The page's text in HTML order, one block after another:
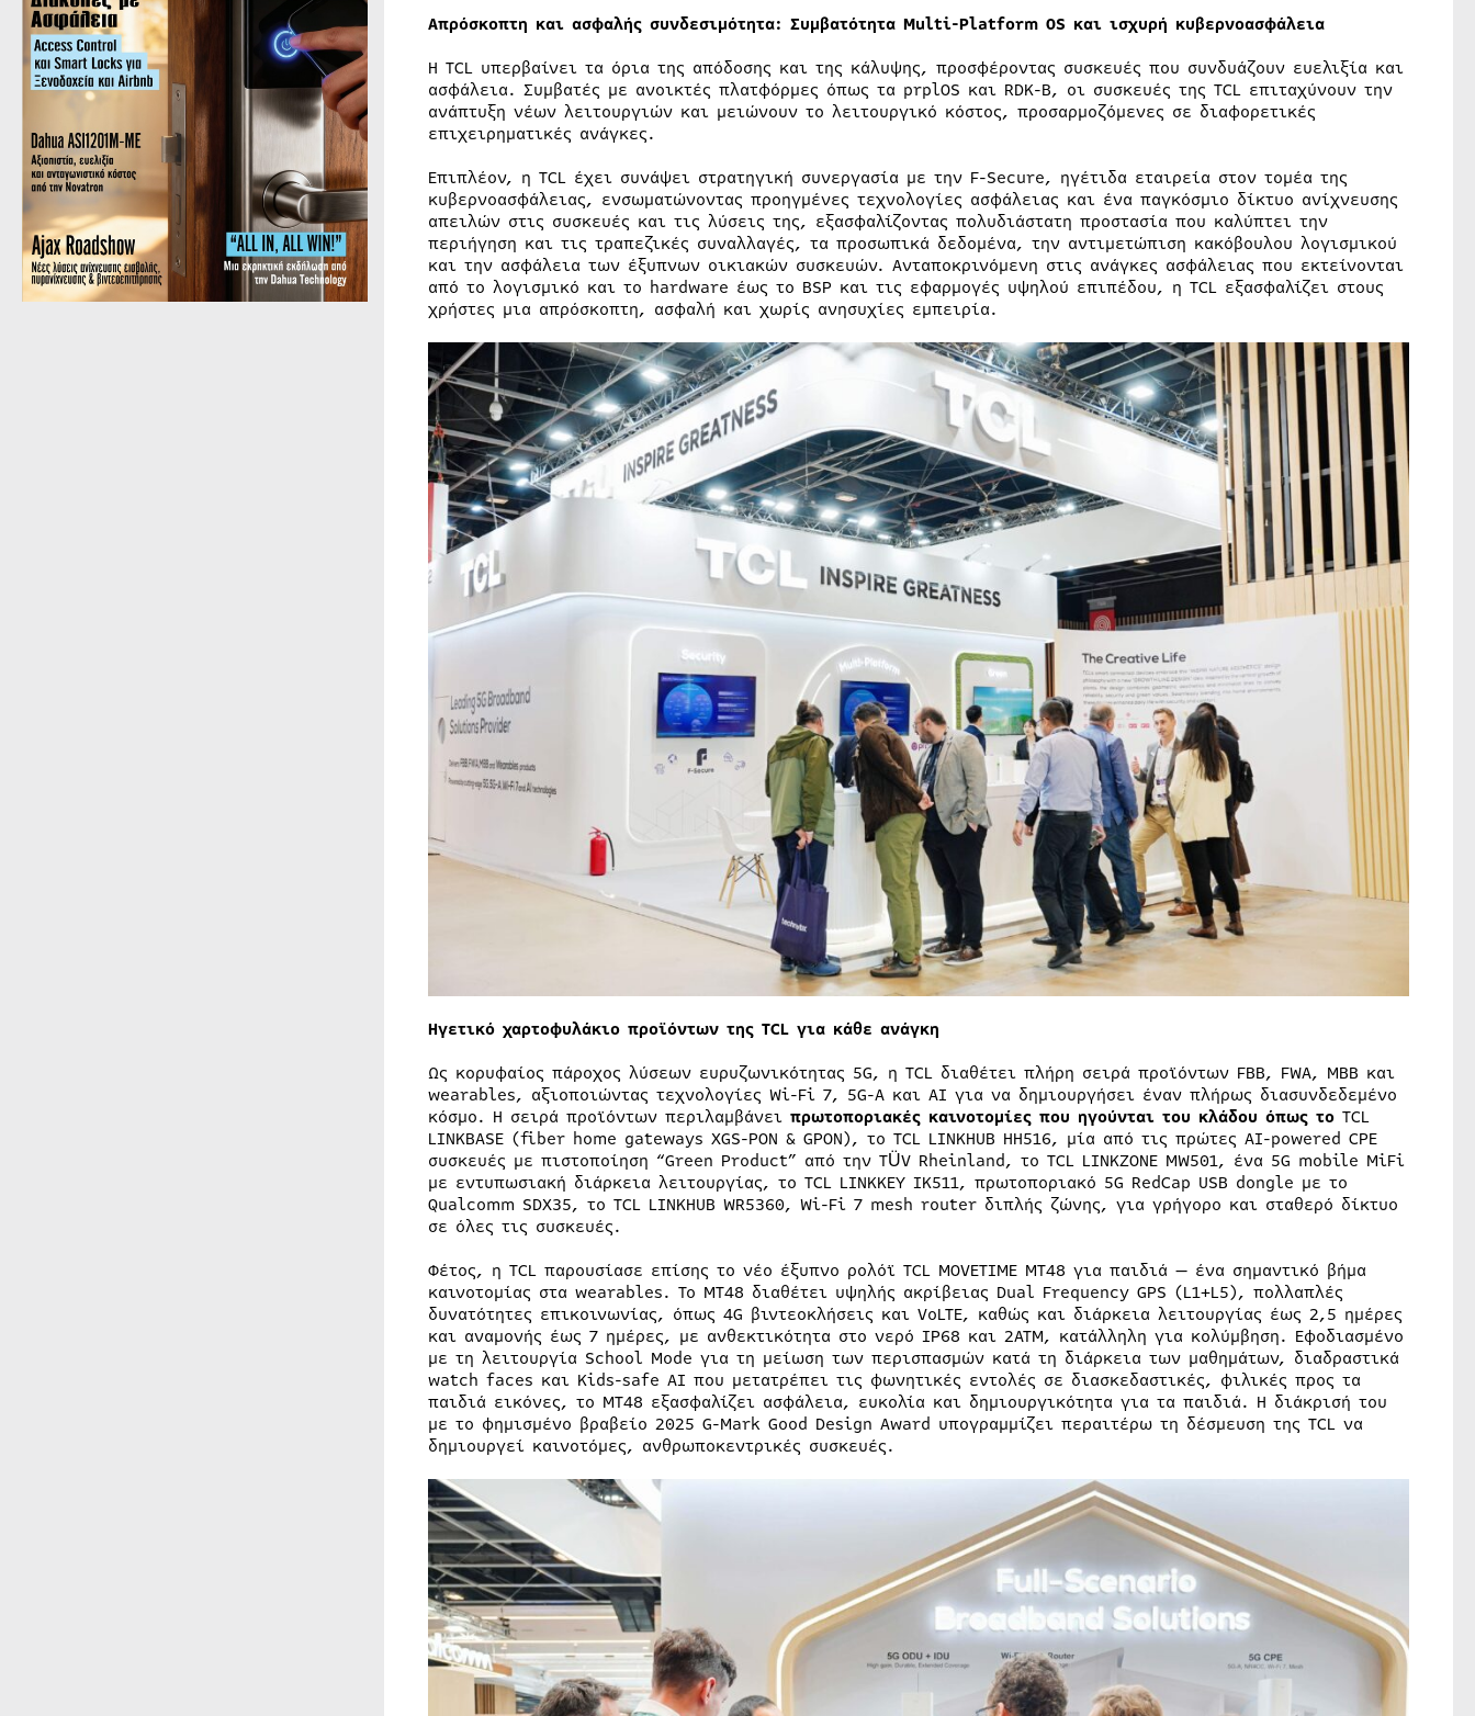
Απρόσκοπτη και ασφαλής συνδεσιμότητα: Συμβατότητα Multi-Platform OS και ισχυρή κυβερνοασφάλεια
Η TCL υπερβαίνει τα όρια της απόδοσης και της κάλυψης, προσφέροντας συσκευές που συνδυάζουν ευελιξία και
ασφάλεια. Συμβατές με ανοικτές πλατφόρμες όπως τα prplOS και RDK-B, οι συσκευές της TCL επιταχύνουν την
ανάπτυξη νέων λειτουργιών και μειώνουν το λειτουργικό κόστος, προσαρμοζόμενες σε διαφορετικές
επιχειρηματικές ανάγκες.
Επιπλέον, η TCL έχει συνάψει στρατηγική συνεργασία με την F-Secure, ηγέτιδα εταιρεία στον τομέα της
κυβερνοασφάλειας, ενσωματώνοντας προηγμένες τεχνολογίες ασφάλειας και ένα παγκόσμιο δίκτυο ανίχνευσης
απειλών στις συσκευές και τις λύσεις της, εξασφαλίζοντας πολυδιάστατη προστασία που καλύπτει την
περιήγηση και τις τραπεζικές συναλλαγές, τα προσωπικά δεδομένα, την αντιμετώπιση κακόβουλου λογισμικού
και την ασφάλεια των έξυπνων οικιακών συσκευών. Ανταποκρινόμενη στις ανάγκες ασφάλειας που εκτείνονται
από το λογισμικό και το hardware έως το BSP και τις εφαρμογές υψηλού επιπέδου, η TCL εξασφαλίζει στους
χρήστες μια απρόσκοπτη, ασφαλή και χωρίς ανησυχίες εμπειρία.
Ηγετικό χαρτοφυλάκιο προϊόντων της TCLγια κάθε ανάγκη
Ως κορυφαίος πάροχος λύσεων ευρυζωνικότητας 5G, η TCL διαθέτει πλήρη σειρά προϊόντων FBB, FWA, MBB και
wearables, αξιοποιώντας τεχνολογίες Wi-Fi 7, 5G-A και AI για να δημιουργήσει έναν πλήρως διασυνδεδεμένο
κόσμο. Η σειρά προϊόντων περιλαμβάνει πρωτοποριακές καινοτομίες που ηγούνται του κλάδου όπως το TCL
LINKBASE (fiber home gateways XGS-PON & GPON), το TCL LINKHUB HH516, μία από τις πρώτες AI-powered CPE
συσκευές με πιστοποίηση “Green Product” από την TÜV Rheinland, το TCL LINKZONE MW501, ένα 5G mobile MiFi
με εντυπωσιακή διάρκεια λειτουργίας, το TCL LINKKEY IK511, πρωτοποριακό 5G RedCap USB dongle με το
Qualcomm SDX35, το TCL LINKHUB WR5360, Wi-Fi 7 mesh router διπλής ζώνης, για γρήγορο και σταθερό δίκτυο
σε όλες τις συσκευές.
Φέτος, η TCL παρουσίασε επίσης το νέο έξυπνο ρολόϊ TCL MOVETIME MT48 για παιδιά — ένα σημαντικό βήμα
καινοτομίας στα wearables. Το MT48 διαθέτει υψηλής ακρίβειας Dual Frequency GPS (L1+L5), πολλαπλές
δυνατότητες επικοινωνίας, όπως 4G βιντεοκλήσεις και VoLTE, καθώς και διάρκεια λειτουργίας έως 2,5 ημέρες
και αναμονής έως 7 ημέρες, με ανθεκτικότητα στο νερό IP68 και 2ATM, κατάλληλη για κολύμβηση. Εφοδιασμένο
με τη λειτουργία School Mode για τη μείωση των περισπασμών κατά τη διάρκεια των μαθημάτων, διαδραστικά
watch faces και Kids-safe AI που μετατρέπει τις φωνητικές εντολές σε διασκεδαστικές, φιλικές προς τα
παιδιά εικόνες, το MT48 εξασφαλίζει ασφάλεια, ευκολία και δημιουργικότητα για τα παιδιά. Η διάκρισή του
με το φημισμένο βραβείο 2025 G-Mark Good Design Award υπογραμμίζει περαιτέρω τη δέσμευση της TCL να
δημιουργεί καινοτόμες, ανθρωποκεντρικές συσκευές.